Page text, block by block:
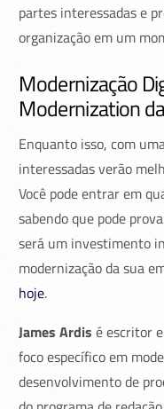
partes interessadas e
organização em um
Modernização
Modernization
Enquanto isso, com
interessadas verão
Você pode entrar em
sabendo que pode
será um investimento
modernização da sua
hoje.
James Ardisé escritor
foco específico em
desenvolvimento de